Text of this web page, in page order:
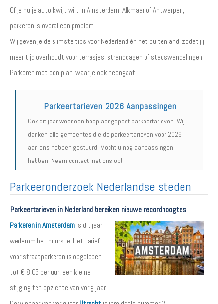
Of je nu je auto kwijt wilt in Amsterdam, Alkmaar of Antwerpen,
parkeren is overal een problem.
Wij geven je de slimste tips voor Nederland én het buitenland, zodat jij
meer tijd overhoudt voor terrasjes, stranddagen of stadswandelingen.
Parkeren met een plan, waar je ook heengaat!
Parkeertarieven 2026 Aanpassingen
Ook dit jaar weer een hoop aangepast parkeertarieven. Wij
danken alle gemeentes die de parkeertarieven voor 2026
aan ons hebben gestuurd. Mocht u nog aanpassingen
hebben. Neem contact met ons op!
Parkeeronderzoek Nederlandse steden
Parkeertarieven in Nederland bereiken nieuwe recordhoogtes
Parkeren in Amsterdam is dit jaar
wederom het duurste. Het tarief
voor straatparkeren is opgelopen
tot € 8,05 per uur, een kleine
stijging ten opzichte van vorig jaar.